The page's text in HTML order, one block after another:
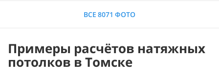
ВСЕ 8071 ФОТО
Примеры расчётов натяжных
потолков в Томске